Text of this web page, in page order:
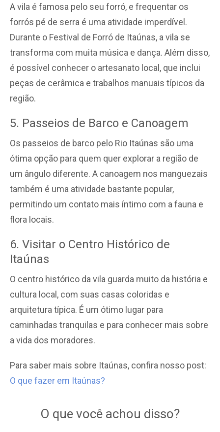
A vila é famosa pelo seu forró, e frequentar os
forrós pé de serra é uma atividade imperdível.
Durante o Festival de Forró de Itaúnas, a vila se
transforma com muita música e dança. Além disso,
é possível conhecer o artesanato local, que inclui
peças de cerâmica e trabalhos manuais típicos da
região.
5. Passeios de Barco e Canoagem
Os passeios de barco pelo Rio Itaúnas são uma
ótima opção para quem quer explorar a região de
um ângulo diferente. A canoagem nos manguezais
também é uma atividade bastante popular,
permitindo um contato mais íntimo com a fauna e
flora locais.
6. Visitar o Centro Histórico de
Itaúnas
O centro histórico da vila guarda muito da história e
cultura local, com suas casas coloridas e
arquitetura típica. É um ótimo lugar para
caminhadas tranquilas e para conhecer mais sobre
a vida dos moradores.
Para saber mais sobre Itaúnas, confira nosso post:
O que fazer em Itaúnas?
O que você achou disso?